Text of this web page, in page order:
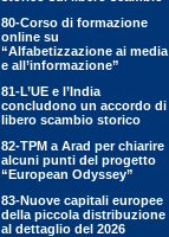
80-Corso di formazione
online su
“Alfabetizzazione ai media
e all’informazione”
81-L’UE e l’India
concludono un accordo di
libero scambio storico
82-TPM a Arad per chiarire
alcuni punti del progetto
“European Odyssey”
83-Nuove capitali europee
della piccola distribuzione
al dettaglio del 2026